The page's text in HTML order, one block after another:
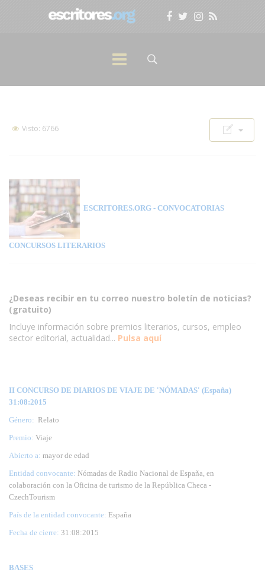
Visto: 6766
ESCRITORES.ORG - CONVOCATORIAS
CONCURSOS LITERARIOS
¿Deseas recibir en tu correo nuestro boletín de noticias?
(gratuito)
Incluye información sobre premios literarios, cursos, empleo
sector editorial, actualidad... Pulsa aquí
II CONCURSO DE DIARIOS DE VIAJE DE 'NÓMADAS' (España)
31:08:2015
Género: Relato
Premio: Viaje
Abierto a: mayor de edad
Entidad convocante: Nómadas de Radio Nacional de España, en
colaboración con la Oficina de turismo de la República Checa -
CzechTourism
País de la entidad convocante: España
Fecha de cierre: 31 :08:2015
BASES